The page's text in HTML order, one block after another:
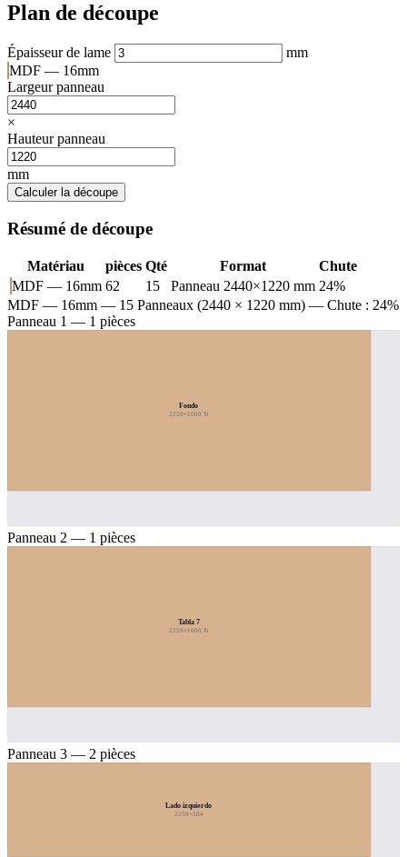
Plan de découpe
Épaisseur de lame
mm
MDF — 16mm
Largeur panneau
×
Hauteur panneau
mm
Calculer la découpe
Résumé de découpe
Matériau pièces Qté Format
Chute
MDF — 16mm 62 15 Panneau 2440×1220 mm 24%
MDF — 16mm — 15 Panneaux (2440 × 1220 mm) — Chute : 24%
Panneau 1 — 1 pièces
Fondo
2259×1000 ↻
Panneau 2 — 1 pièces
Tabla 7
2259×1000 ↻
Panneau 3 — 2 pièces
Lado izquierdo
2259×584